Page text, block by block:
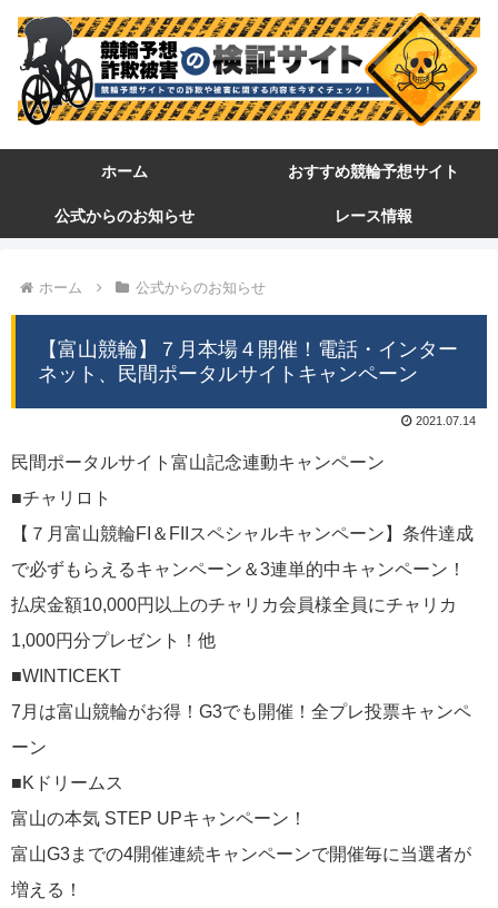
ホーム おすすめ競輪予想サイト
公式からのお知らせ レース情報
ホーム 公式からのお知らせ
【富山競輪】７月本場４開催！電話・インター
ネット、民間ポータルサイトキャンペーン
2021.07.14
民間ポータルサイト富山記念連動キャンペーン
■チャリロト
【７月富山競輪FI＆FIIスペシャルキャンペーン】条件達成
で必ずもらえるキャンペーン＆3連単的中キャンペーン！
払戻金額10,000円以上のチャリカ会員様全員にチャリカ
1,000円分プレゼント！他
■WINTICEKT
7月は富山競輪がお得！G3でも開催！全プレ投票キャンペ
ーン
■Kドリームス
富山の本気 STEP UPキャンペーン！
富山G3までの4開催連続キャンペーンで開催毎に当選者が
増える！